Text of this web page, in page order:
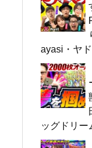
ayasi・ヤド
ッグドリ